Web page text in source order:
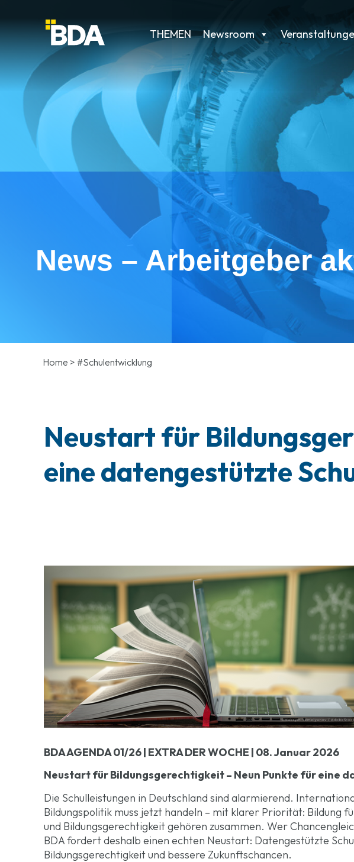
THEMEN Newsroom
News – Arbeitgeber
Home > #Schulentwicklung
Neustart für
eine datengestützte
BDA AGENDA 01/26 | EXTRA DER WOCHE | 08. Januar 2026
Neustart für Bildungsgerechtigkeit – Neun Punkte für eine
Die Schulleistungen in Deutschland sind alarmierend.
Bildungspolitik muss jetzt handeln – mit klarer Priorität: Bildung
und Bildungsgerechtigkeit gehören zusammen. Wer
BDA fordert deshalb einen echten Neustart: Datengestützte
Bildungsgerechtigkeit und bessere Zukunftschancen.